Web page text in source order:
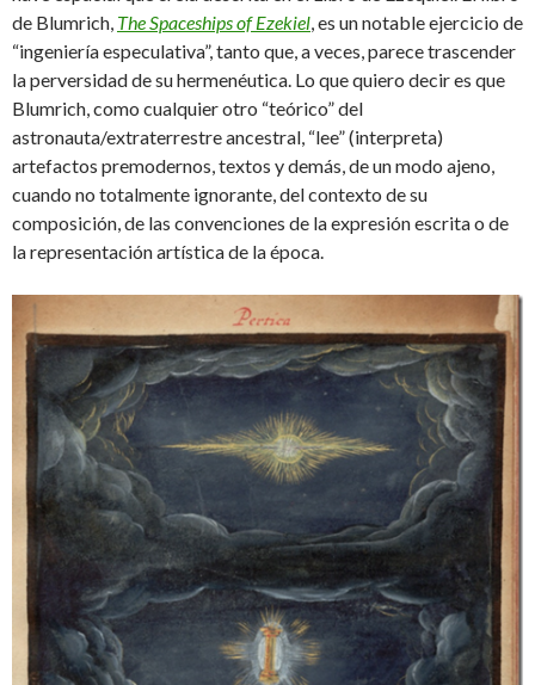
de Blumrich, The Spaceships of Ezekiel , es un notable ejercicio de
“ingeniería especulativa”, tanto que, a veces, parece trascender
la perversidad de su hermenéutica. Lo que quiero decir es que
Blumrich, como cualquier otro “teórico” del
astronauta/extraterrestre ancestral, “lee” (interpreta)
artefactos premodernos, textos y demás, de un modo ajeno,
cuando no totalmente ignorante, del contexto de su
composición, de las convenciones de la expresión escrita o de
la representación artística de la época.